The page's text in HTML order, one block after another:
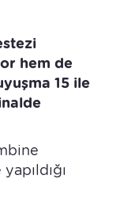
hem de
15 ile